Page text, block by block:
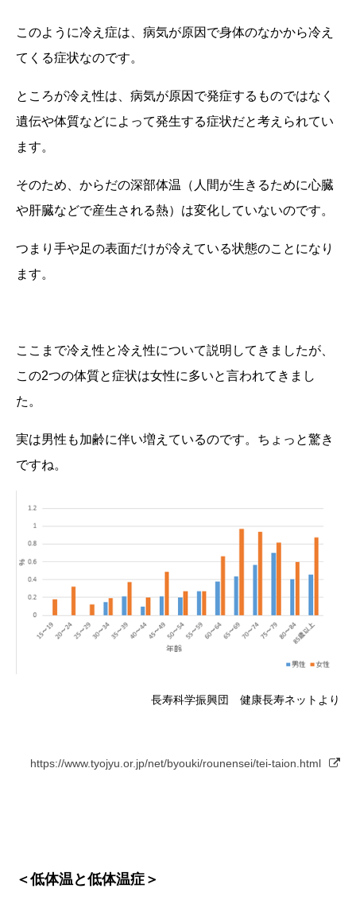
このように冷え症は、病気が原因で身体のなかから冷え
てくる症状なのです。
ところが冷え性は、病気が原因で発症するものではなく
遺伝や体質などによって発生する症状だと考えられてい
ます。
そのため、からだの深部体温（人間が生きるために心臓
や肝臓などで産生される熱）は変化していないのです。
つまり手や足の表面だけが冷えている状態のことになり
ます。
ここまで冷え性と冷え性について説明してきましたが、
この2つの体質と症状は女性に多いと言われてきまし
た。
実は男性も加齢に伴い増えているのです。ちょっと驚き
ですね。
長寿科学振興団 健康長寿ネットより
https://www.tyojyu.or.jp/net/byouki/rounensei/tei-taion.html
＜低体温と低体温症＞